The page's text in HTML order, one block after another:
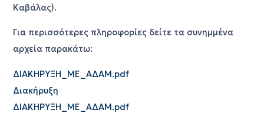
Καβάλας).
Για περισσότερες πληροφορίες δείτε τα συνημμένα
αρχεία παρακάτω:
ΔΙΑΚΗΡΥΞΗ_ΜΕ_ΑΔΑΜ.pdf
Διακήρυξη
ΔΙΑΚΗΡΥΞΗ_ΜΕ_ΑΔΑΜ.pdf